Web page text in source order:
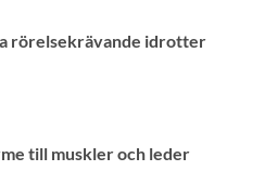
rörelsekrävande idrotter
till muskler och leder